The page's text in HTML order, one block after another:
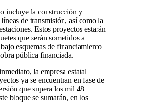
incluye la construcción y
de transmisión, así como la
Estos proyectos estarán
que serán sometidos a
esquemas de financiamiento
pública financiada.
la empresa estatal
ya se encuentran en fase de
que supera los mil 48
bloque se sumarán, en los